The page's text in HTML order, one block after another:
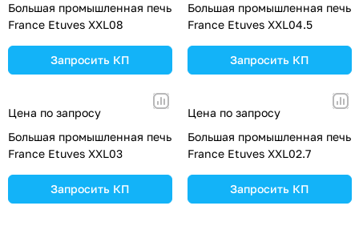
Большая промышленная печь
France Etuves XXL08
Запросить КП
Большая промышленная печь
France Etuves XXL04.5
Запросить КП
Цена по запросу
Большая промышленная печь
France Etuves XXL03
Запросить КП
Цена по запросу
Большая промышленная печь
France Etuves XXL02.7
Запросить КП